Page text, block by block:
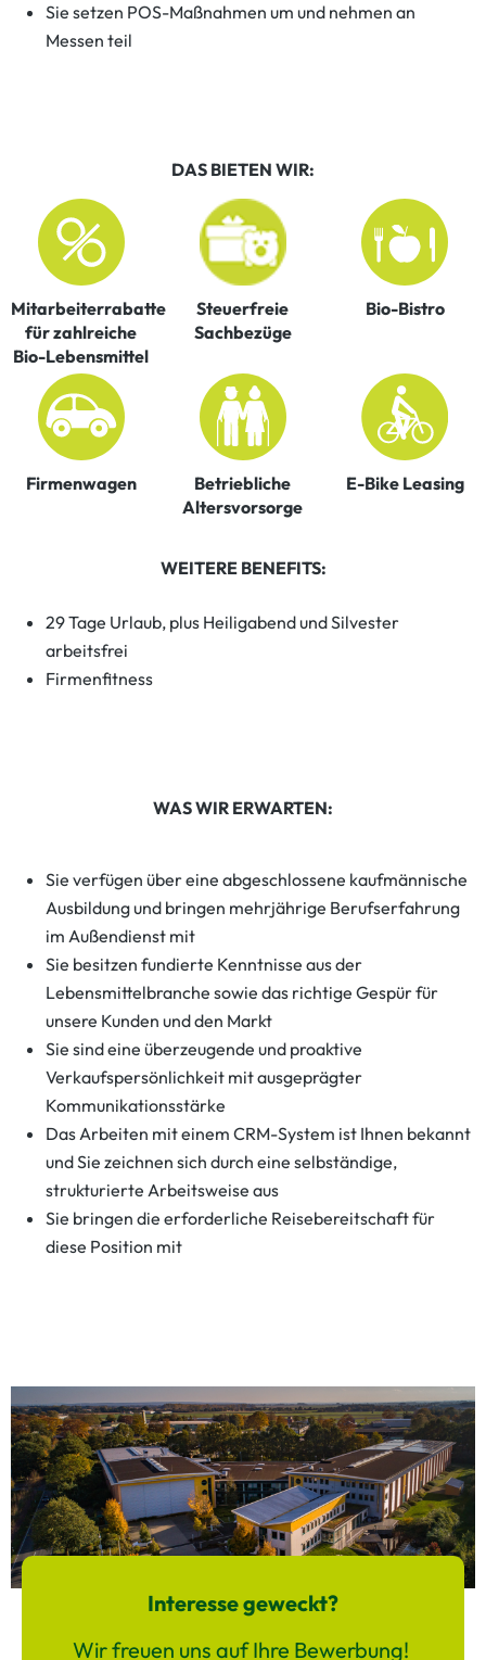
Sie setzen POS-Maßnahmen um und nehmen an
Messen teil
DAS BIETEN WIR:
Mitarbeiterrabatte
für zahlreiche
Bio-Lebensmittel
Steuerfreie
Sachbezüge
Bio-Bistro
Firmenwagen
Betriebliche
Altersvorsorge
E-Bike Leasing
WEITERE BENEFITS:
29 Tage Urlaub, plus Heiligabend und Silvester
arbeitsfrei
Firmenfitness
WAS WIR ERWARTEN:
Sie verfügen über eine abgeschlossene kaufmännische
Ausbildung und bringen mehrjährige Berufserfahrung
im Außendienst mit
Sie besitzen fundierte Kenntnisse aus der
Lebensmittelbranche sowie das richtige Gespür für
unsere Kunden und den Markt
Sie sind eine überzeugende und proaktive
Verkaufspersönlichkeit mit ausgeprägter
Kommunikationsstärke
Das Arbeiten mit einem CRM-System ist Ihnen bekannt
und Sie zeichnen sich durch eine selbständige,
strukturierte Arbeitsweise aus
Sie bringen die erforderliche Reisebereitschaft für
diese Position mit
Interesse geweckt?
Wir freuen uns auf Ihre Bewerbung!